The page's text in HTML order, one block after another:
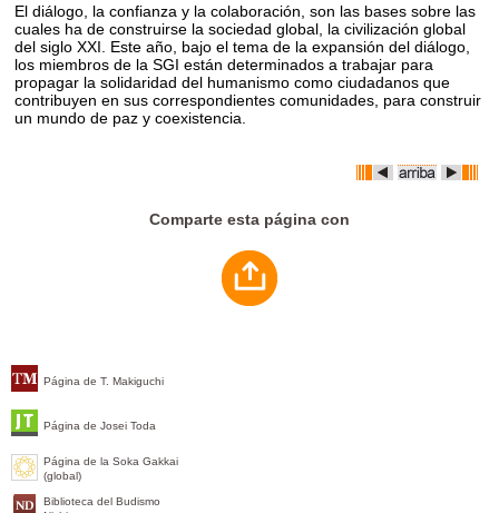
Página de T. Makiguchi
Página de Josei Toda
Página de la Soka Gakkai
(global)
Biblioteca del Budismo
El diálogo, la confianza y la colaboración, son las bases sobre las
cuales ha de construirse la sociedad global, la civilización global
del siglo XXI. Este año, bajo el tema de la expansión del diálogo,
los miembros de la SGI están determinados a trabajar para
propagar la solidaridad del humanismo como ciudadanos que
contribuyen en sus correspondientes comunidades, para construir
un mundo de paz y coexistencia.
Comparte esta página con